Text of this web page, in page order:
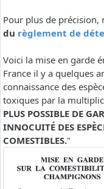
Pour plus de précision,
du règlement de
Voici la mise en garde
France il y a quelques
connaissance des
toxiques par la
PLUS POSSIBLE DE
INNOCUITÉ DES
COMESTIBLES."